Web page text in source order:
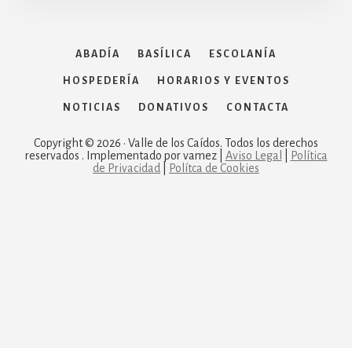
ABADÍA BASÍLICA ESCOLANÍA
HOSPEDERÍA HORARIOS Y EVENTOS
NOTICIAS DONATIVOS CONTACTA
Copyright © 2026 · Valle de los Caídos. Todos los derechos
reservados . Implementado por vamez | Aviso Legal
Política
de Privacidad
Polítca de Cookies